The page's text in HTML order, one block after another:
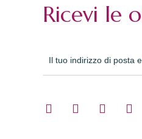
Ricevi le